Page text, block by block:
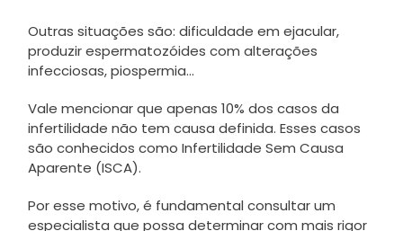
Outras situações são: dificuldade em ejacular,
produzir espermatozóides com alterações
infecciosas, piospermia…
Vale mencionar que apenas 10% dos casos da
infertilidade não tem causa definida. Esses casos
são conhecidos como Infertilidade Sem Causa
Aparente (ISCA).
Por esse motivo, é fundamental consultar um
especialista que possa determinar com mais rigor